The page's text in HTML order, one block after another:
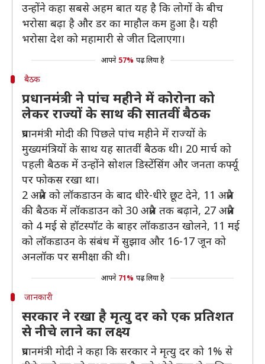
उन्होंने कहा सबसे अहम बात यह है कि लोगों के बीच
भरोसा बढ़ा है और डर का माहौल कम हुआ है। यही
भरोसा देश को महामारी से जीत दिलाएगा।
आपने 57% पढ़ लिया है
बैठक
प्रधानमंत्री ने पांच महीने में कोरोना को
लेकर राज्यों के साथ की सातवीं बैठक
प्रधानमंत्री मोदी की पिछले पांच महीने में राज्यों के
मुख्यमंत्रियों के साथ यह सातवीं बैठक थी। 20 मार्च को
पहली बैठक में उन्होंने सोशल डिस्टेंसिंग और जनता कर्फ्यू
पर फोकस रखा था।
2 अप्रैल को लॉकडाउन के बाद धीरे-धीरे छूट देने, 11 अप्रैल
की बैठक में लॉकडाउन को 30 अप्रैल तक बढ़ाने, 27 अप्रैल
को 4 मई से हॉटस्पॉट के बाहर लॉकडाउन खोलने, 11 मई
को लॉकडाउन के संबंध में सुझाव और 16-17 जून को
अनलॉक पर समीक्षा की थी।
आपने 71% पढ़ लिया है
जानकारी
सरकार ने रखा है मृत्यु दर को एक प्रतिशत
से नीचे लाने का लक्ष्य
प्रधानमंत्री मोदी ने कहा कि सरकार ने मृत्यु दर को 1% से